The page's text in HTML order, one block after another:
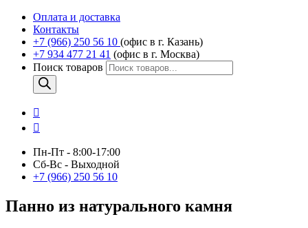
Оплата и доставка
Контакты
+7 (966) 250 56 10 (офис в г. Казань)
+7 934 477 21 41 (офис в г. Москва)
Поиск товаров
Пн-Пт - 8:00-17:00
Сб-Вс - Выходной
+7 (966) 250 56 10
Панно из натурального камня